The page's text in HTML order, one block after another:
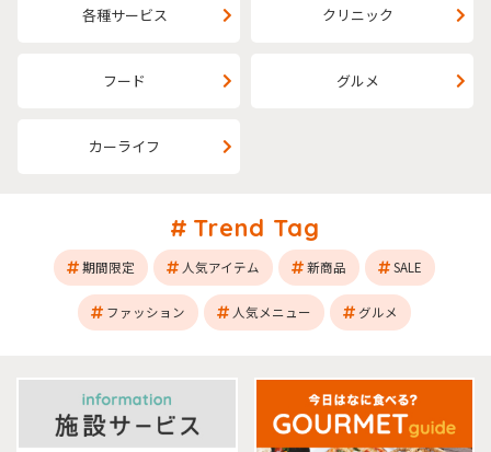
各種サービス クリニック
フード グルメ
カーライフ
Trend Tag
期間限定 人気アイテム 新商品 SALE
ファッション 人気メニュー グルメ